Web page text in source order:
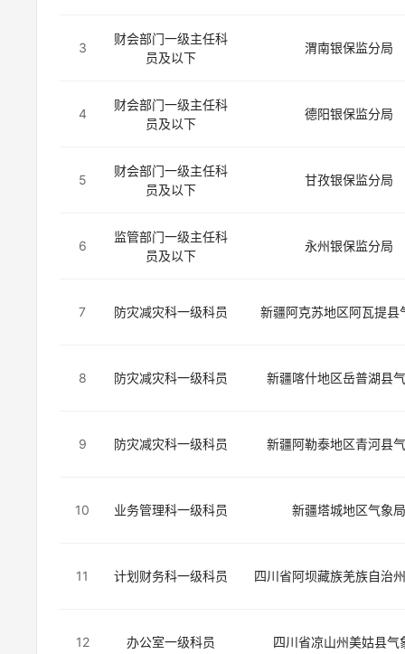
3
财会部门一级主任科
员及以下
渭南银保监分局
4
财会部门一级主任科
员及以下
德阳银保监分局
5
财会部门一级主任科
员及以下
甘孜银保监分局
6
监管部门一级主任科
员及以下
永州银保监分局
7 防灾减灾科一级科员 新疆阿克苏地区阿瓦提县
8 防灾减灾科一级科员 新疆喀什地区岳普湖县
9 防灾减灾科一级科员 新疆阿勒泰地区青河县
10 业务管理科一级科员 新疆塔城地区气象局
11 计划财务科一级科员 四川省阿坝藏族羌族自治
12 办公室一级科员 四川省凉山州美姑县气